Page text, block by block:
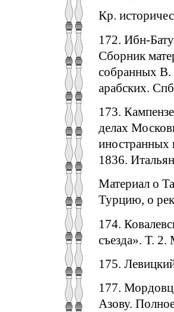
Кр.
172. Ибн-
Сборник
собранных В.
арабских.
173.
делах
иностранных
1836.
Материал о
Турцию, о
174.
съезда». Т.
175.
177.
Азову.